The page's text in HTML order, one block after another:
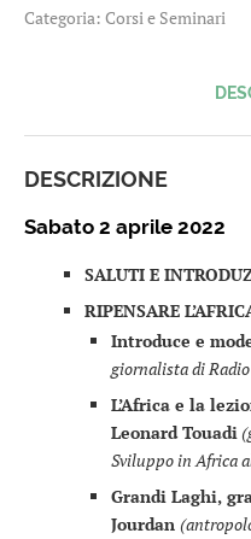
Categoria: Corsi e Seminari
DESCRIZIONE
Sabato 2 aprile 2022
SALUTI E
RIPENSARE
Introduce e
giornalista di
L’Africa e la
Leonard Touadi
Sviluppo in Africa
Grandi Laghi,
Jourdan